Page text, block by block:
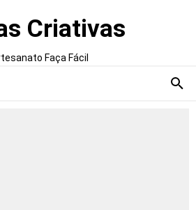
Criativas
Faça Fácil